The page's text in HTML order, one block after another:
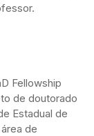
Fellowship
de doutorado
Estadual de
de